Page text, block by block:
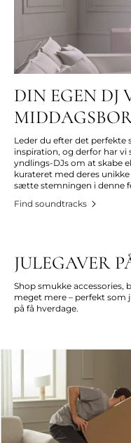
DIN EGEN DJ
Leder du efter det perfekte
inspiration, og derfor har
yndlings-DJs om at skabe
kurateret med deres
sætte stemningen i denne
Find soundtracks
JULEGAVER
Shop smukke
meget mere – perfekt som
på få hverdage.